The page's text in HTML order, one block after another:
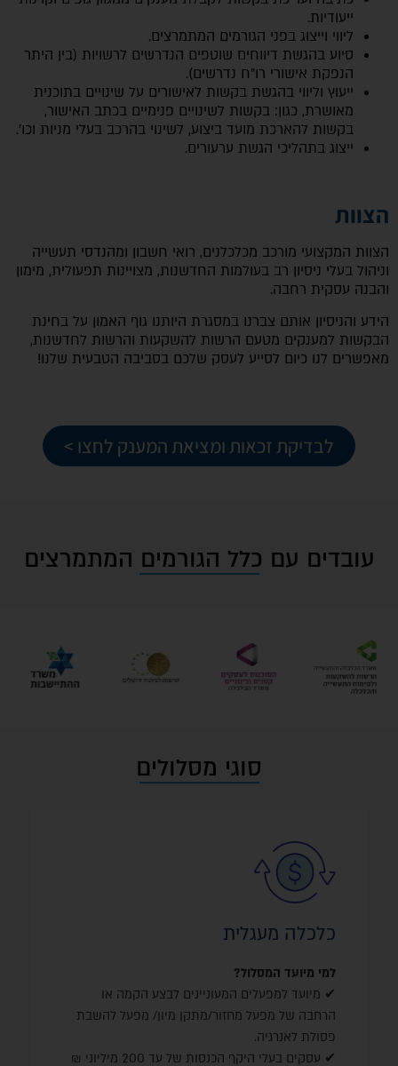
ייעודיות.
ליווי וייצוג בפני הגורמים המתמרצים.
סיוע בהגשת דיווחים שוטפים הנדרשים לרשויות (בין היתר
הנפקת אישורי רו”ח נדרשים).
ייעוץ וליווי בהגשת בקשות לאישורים על שינויים בתוכנית
מאושרת, כגון: בקשות לשינויים פנימיים בכתב האישור,
בקשות להארכת מועד ביצוע, לשינוי בהרכב בעלי מניות וכו'.
ייצוג בתהליכי הגשת ערעורים.
הצוות
הצוות המקצועי מורכב מכלכלנים, רואי חשבון ומהנדסי תעשייה
וניהול בעלי ניסיון רב בעולמות החדשנות, מצויינות תפעולית, מימון
והבנה עסקית רחבה.
הידע והניסיון אותם צברנו במסגרת היותנו גוף האמון על בחינת
הבקשות למענקים מטעם הרשות להשקעות והרשות לחדשנות,
מאפשרים לנו כיום לסייע לעסק שלכם בסביבה הטבעית שלנו!
לבדיקת זכאות ומציאת המענק לחצו >
עובדים עם כלל הגורמים המתמרצים
סוגי מסלולים
כלכלה מעגלית
למי מיועד המסלול?
✔ מיועד למפעלים המעוניינים לבצע הקמה או
הרחבה של מפעל מחזור/מתקן מיון/ מפעל להשבת
פסולת לאנרגיה.
✔ עסקים בעלי היקף הכנסות של עד 200 מיליוני ₪
ציוד ומכונות חדשים, מחשבים ותוכנות לרצפת היצור,
ציוד בטכנולוגיות ייצור מתקדם, ציוד בטכנולוגיות
השקעות במבנה
בנייה ישירה, פיתוח סביבתי ועוד (במגבלת 40%